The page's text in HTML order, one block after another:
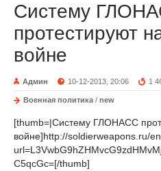
Систему
протестируют
войне
Админ 10-12-2013, 20:06 1
Военная политика / new
[thumb=|Систему ГЛОНАСС
войне]http://soldierweapons.ru/
C5qcGc=[/thumb]